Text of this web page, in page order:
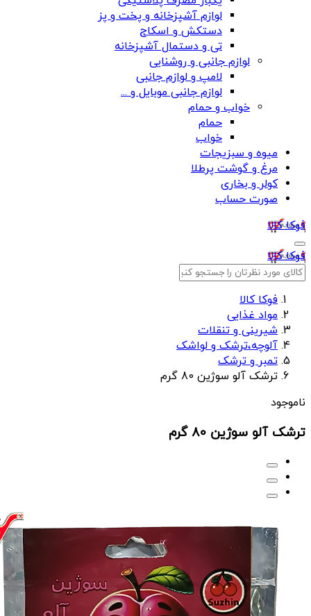
لوازم آشپزخانه و پخت و پز
دستکش و اسکاج
تی و دستمال آشپزخانه
لوازم جانبی و روشنایی
لامپ و لوازم جانبی
لوازم جانبی موبایل و ...
خواب و حمام
حمام
خواب
میوه و سبزیجات
مرغ و گوشت پرطلا
کولر و بخاری
صورت حساب
فوکا کالا
فوکا کالا
فوکا کالا
مواد غذایی
شیرینی و تنقلات
آلوچه،ترشک و لواشک
تمبر و ترشک
ترشک آلو سوژین 80 گرم
ناموجود
ترشک آلو سوژین 80 گرم